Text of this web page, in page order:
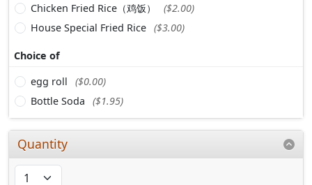
Chicken Fried Rice（鸡饭）
($2.00)
House Special Fried Rice ($3.00)
Choice of
egg roll
($0.00)
Bottle Soda
($1.95)
Quantity